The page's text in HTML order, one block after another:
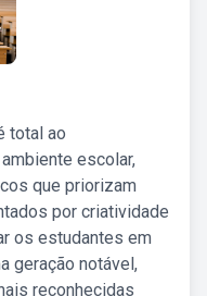
total ao
escolar,
que priorizam
por criatividade
os estudantes em
geração notável,
reconhecidas